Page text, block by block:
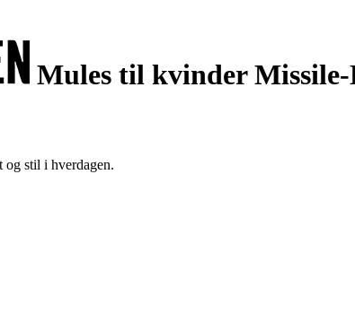
Mules til kvinder
og stil i hverdagen.